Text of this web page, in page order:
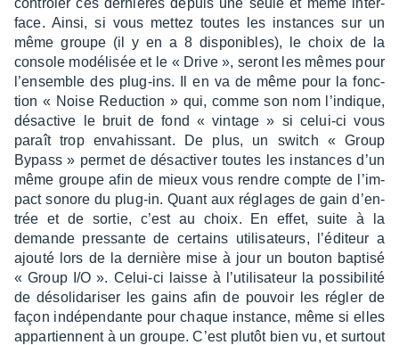
contrô­ler ces dernières depuis une seule et même inter­
face. Ainsi, si vous mettez toutes les instances sur un
même groupe (il y en a 8 dispo­nibles), le choix de la
console modé­li­sée et le « Drive », seront les mêmes pour
l’en­semble des plug-ins. Il en va de même pour la fonc­
tion « Noise Reduc­tion » qui, comme son nom l’in­dique,
désac­tive le bruit de fond « vintage » si celui-ci vous
paraît trop enva­his­sant. De plus, un switch « Group
Bypass » permet de désac­ti­ver toutes les instances d’un
même groupe afin de mieux vous rendre compte de l’im­
pact sonore du plug-in. Quant aux réglages de gain d’en­
trée et de sortie, c’est au choix. En effet, suite à la
demande pres­sante de certains utili­sa­teurs, l’édi­teur a
ajouté lors de la dernière mise à jour un bouton baptisé
« Group I/O ». Celui-ci laisse à l’uti­li­sa­teur la possi­bi­lité
de déso­li­da­ri­ser les gains afin de pouvoir les régler de
façon indé­pen­dante pour chaque instance, même si elles
appar­tiennent à un groupe. C’est plutôt bien vu, et surtout